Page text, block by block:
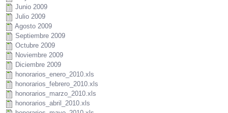
Junio 2009
Julio 2009
Agosto 2009
Septiembre 2009
Octubre 2009
Noviembre 2009
Diciembre 2009
honorarios_enero_2010.xls
honorarios_febrero_2010.xls
honorarios_marzo_2010.xls
honorarios_abril_2010.xls